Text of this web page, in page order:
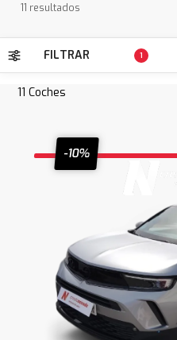
11 resultados
FILTRAR 1
11 Coches
-10%